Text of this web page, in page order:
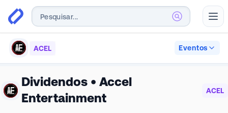
ACEL Eventos
Dividendos • Accel
Entertainment
ACEL